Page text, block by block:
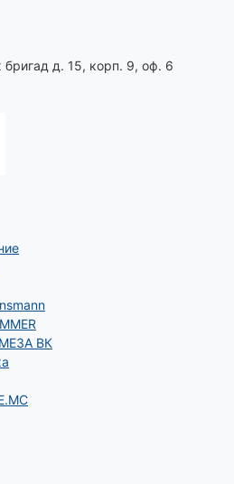
бригад д. 15, корп. 9, оф. 6
ВК